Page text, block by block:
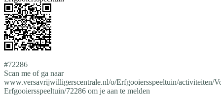
#72286
Scan me of ga naar
www.versavrijwilligerscentrale.nl/o/Erfgooiersspeeltuin/activiteiten/
Erfgooiersspeeltuin/72286 om je aan te melden